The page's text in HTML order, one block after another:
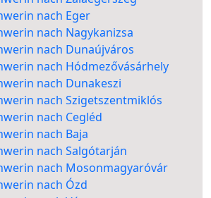
nach Eger
nach Nagykanizsa
nach Dunaújváros
nach Hódmezővásárhely
nach Dunakeszi
nach Szigetszentmiklós
nach Cegléd
nach Baja
nach Salgótarján
nach Mosonmagyaróvár
nach Ózd